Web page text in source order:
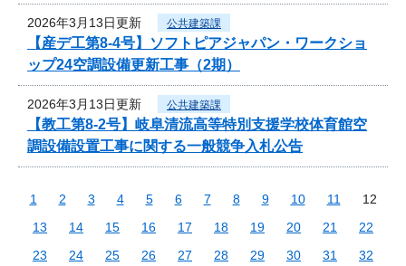
2026年3月13日更新 公共建築課
【産デ工第8-4号】ソフトピアジャパン・ワークショ
ップ24空調設備更新工事（2期）
2026年3月13日更新 公共建築課
【教工第8-2号】岐阜清流高等特別支援学校体育館空
調設備設置工事に関する一般競争入札公告
1 2 3 4 5 6 7 8 9 10 11
12
13
14 15 16 17 18 19 20 21
22
23
24 25 26 27 28 29 30 31
32